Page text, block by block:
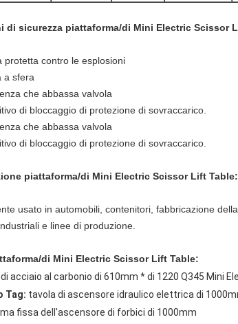
di sicurezza piattaforma/di Mini Electric Scissor
protetta contro le esplosioni
a sfera
che abbassa valvola
di bloccaggio di protezione di sovraccarico.
che abbassa valvola
di bloccaggio di protezione di sovraccarico.
piattaforma/di Mini Electric Scissor Lift Table:
usato in automobili, contenitori, fabbricazione
e linee di produzione.
di Mini Electric Scissor Lift Table:
Tag: tavola di ascensore idraulico elettrica di
fissa dell'ascensore di forbici di 1000mm